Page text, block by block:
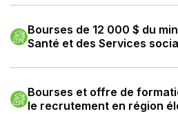
Bourses de 12 000 $ du
Santé et des Services
Bourses et offre de
le recrutement en région